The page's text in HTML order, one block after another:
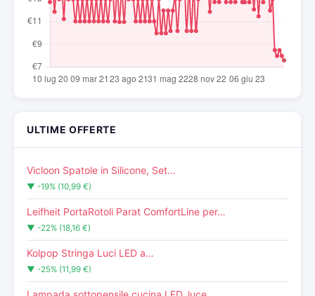
ULTIME OFFERTE
Vicloon Spatole in Silicone, Set…
▼ -19% (10,99 €)
Leifheit PortaRotoli Parat ComfortLine per…
▼ -22% (18,16 €)
Kolpop Stringa Luci LED a…
▼ -25% (11,99 €)